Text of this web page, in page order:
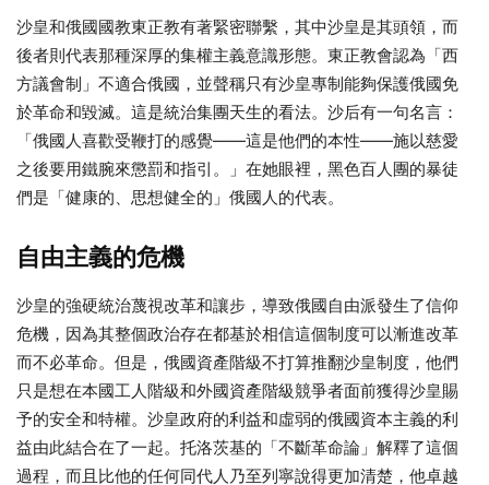
沙皇和俄國國教東正教有著緊密聯繫，其中沙皇是其頭領，而
後者則代表那種深厚的集權主義意識形態。東正教會認為「西
方議會制」不適合俄國，並聲稱只有沙皇專制能夠保護俄國免
於革命和毀滅。這是統治集團天生的看法。沙后有一句名言：
「俄國人喜歡受鞭打的感覺——這是他們的本性——施以慈愛
之後要用鐵腕來懲罰和指引。」在她眼裡，黑色百人團的暴徒
們是「健康的、思想健全的」俄國人的代表。
自由主義的危機
沙皇的強硬統治蔑視改革和讓步，導致俄國自由派發生了信仰
危機，因為其整個政治存在都基於相信這個制度可以漸進改革
而不必革命。但是，俄國資產階級不打算推翻沙皇制度，他們
只是想在本國工人階級和外國資產階級競爭者面前獲得沙皇賜
予的安全和特權。沙皇政府的利益和虛弱的俄國資本主義的利
益由此結合在了一起。托洛茨基的「不斷革命論」解釋了這個
過程，而且比他的任何同代人乃至列寧說得更加清楚，他卓越